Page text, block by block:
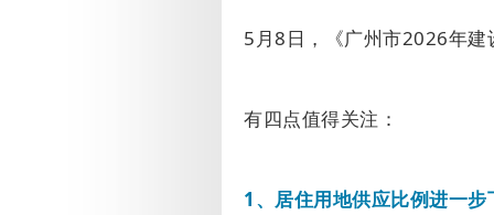
5 月8日，《广州市2026年建
有四点值得关注：
1 、居住用地供应比例进一步